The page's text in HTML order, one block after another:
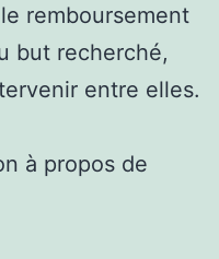
remboursement
but recherché,
entre elles.
à propos de